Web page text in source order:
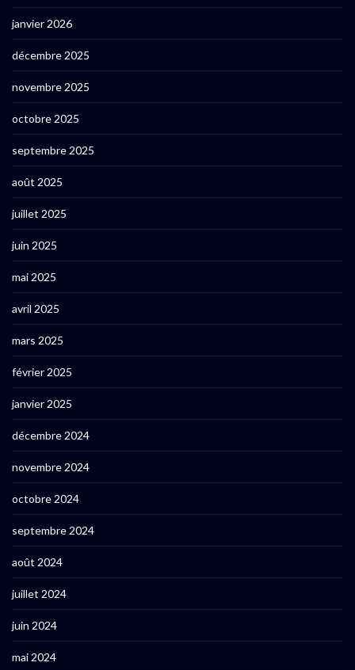
janvier 2026
décembre 2025
novembre 2025
octobre 2025
septembre 2025
août 2025
juillet 2025
juin 2025
mai 2025
avril 2025
mars 2025
février 2025
janvier 2025
décembre 2024
novembre 2024
octobre 2024
septembre 2024
août 2024
juillet 2024
juin 2024
mai 2024